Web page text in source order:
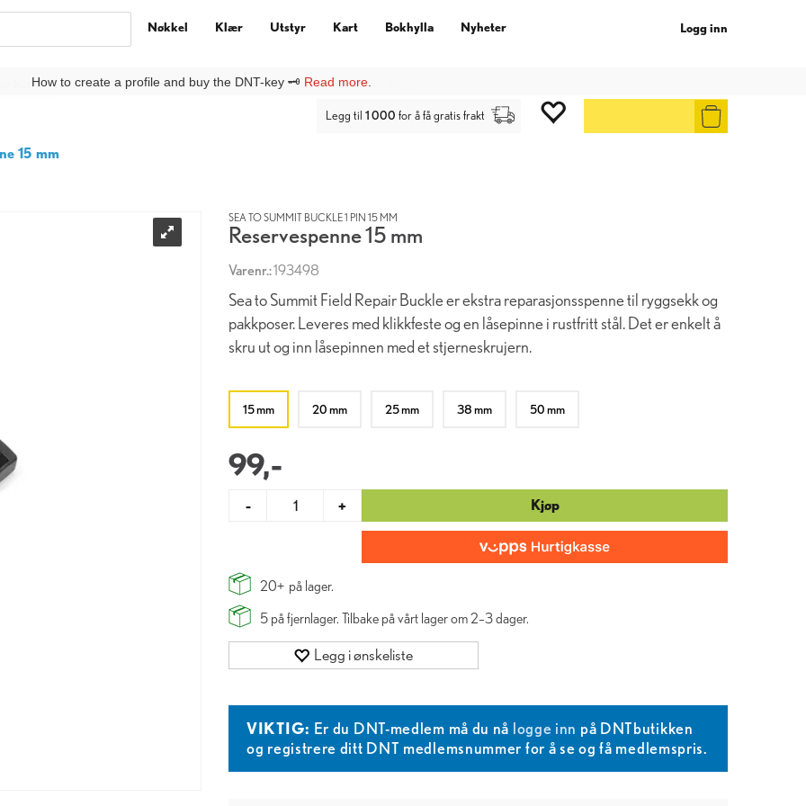
Logg inn
kunde på DNTbutikken, må du lage deg enNy kunde-profil under
Nøkkel Klær Utstyr Kart Bokhylla Nyheter
Legg til 1 000 for å få gratis frakt
15 mm
SEA TO SUMMIT BUCKLE 1 PIN 15 MM
Reservespenne 15 mm
Varenr.:193498
Sea to Summit Field Repair Buckle er ekstra reparasjonsspenne til ryggsekk og
pakkposer. Leveres med klikkfeste og en låsepinne i rustfritt stål. Det er enkelt å
skru ut og inn låsepinnen med et stjerneskrujern.
15 mm 20 mm 25 mm 38 mm 50 mm
99,-
- + Kjøp
20+ på lager.
5 på fjernlager. Tilbake på vårt lager om 2–3 dager.
Legg i ønskeliste
VIKTIG: Er du DNT-medlem må du nå logge inn på DNTbutikken
og registrere ditt DNT medlemsnummer for å se og få medlemspris.